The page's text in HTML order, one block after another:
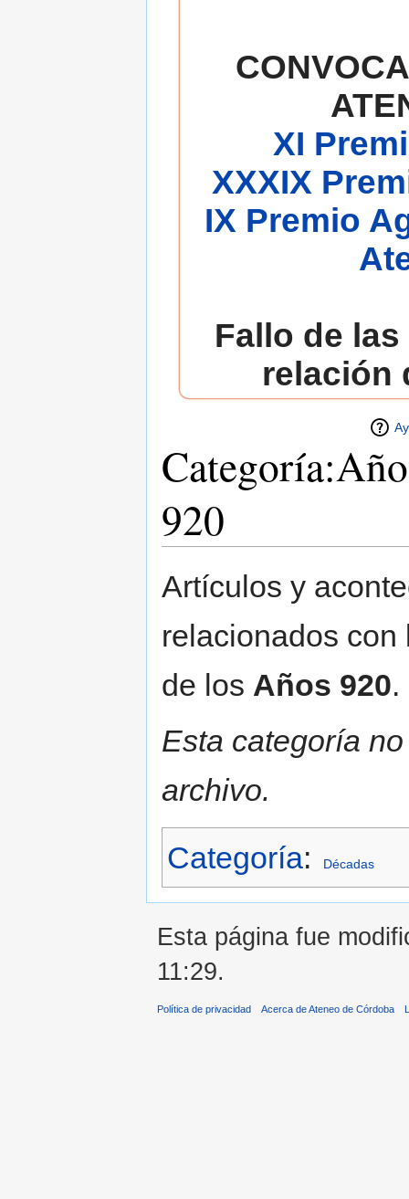
XI
XXXIX
IX Premio
Fallo de
relación
920
Artículos y
relacionados con
de los Años 920.
Esta categoría
archivo.
Categoría: Décadas
Esta página fue
11:29.
Política de privacidad Acerca de Ateneo de Córdoba